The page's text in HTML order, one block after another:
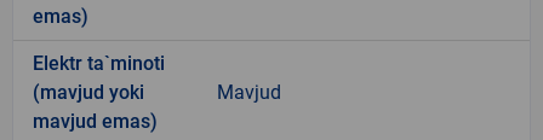
emas)
Elektr ta`minoti
(mavjud yoki
mavjud emas)
Mavjud